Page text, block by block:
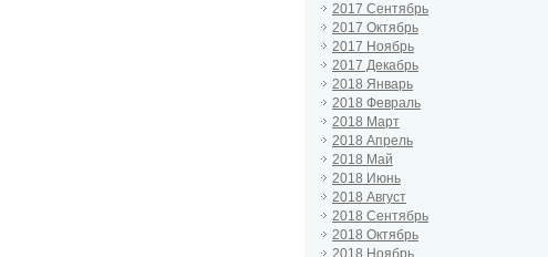
2017 Сентябрь
2017 Октябрь
2017 Ноябрь
2017 Декабрь
2018 Январь
2018 Февраль
2018 Март
2018 Апрель
2018 Май
2018 Июнь
2018 Август
2018 Сентябрь
2018 Октябрь
2018 Ноябрь